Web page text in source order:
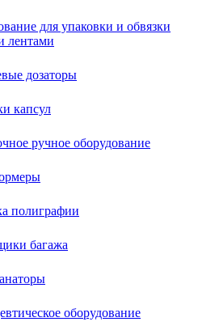
для упаковки и обвязки
лентами
дозаторы
капсул
ручное оборудование
полиграфии
багажа
оборудование